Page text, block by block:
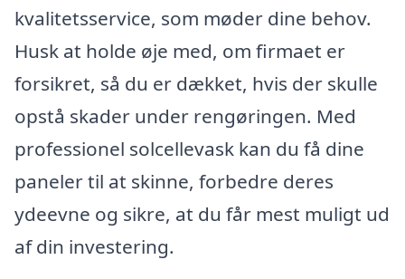
kvalitetsservice, som møder dine behov.
Husk at holde øje med, om firmaet er
forsikret, så du er dækket, hvis der skulle
opstå skader under rengøringen. Med
professionel solcellevask kan du få dine
paneler til at skinne, forbedre deres
ydeevne og sikre, at du får mest muligt ud
af din investering.